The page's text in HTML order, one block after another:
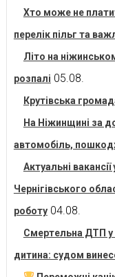
Хто може не
перелік пільг та
Літо на
розпалі 05.08.
Крутівська
На Ніжинщині за
автомобіль,
Актуальні
Чернігівського
роботу 04.08.
Смертельна ДТП у
дитина: судом